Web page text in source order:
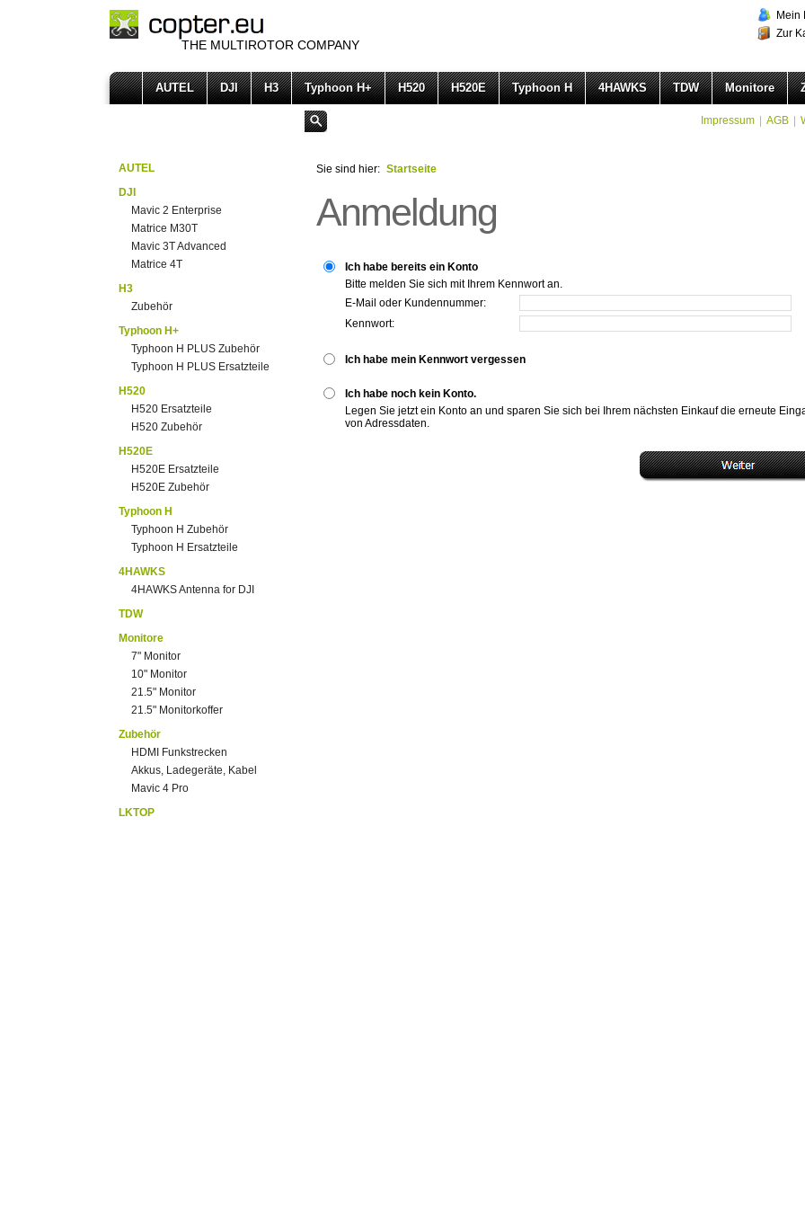
THE MULTIROTOR COMPANY
Mein
Zur
AUTEL DJI H3 Typhoon H+ H520 H520E Typhoon H 4HAWKS TDW Monitore
Impressum AGB
AUTEL
DJI
Mavic 2 Enterprise
Matrice M30T
Mavic 3T Advanced
Matrice 4T
H3
Zubehör
Typhoon H+
Typhoon H PLUS Zubehör
Typhoon H PLUS Ersatzteile
H520
H520 Ersatzteile
H520 Zubehör
H520E
H520E Ersatzteile
H520E Zubehör
Typhoon H
Typhoon H Zubehör
Typhoon H Ersatzteile
4HAWKS
4HAWKS Antenna for DJI
TDW
Monitore
7" Monitor
10" Monitor
21.5" Monitor
21.5" Monitorkoffer
Zubehör
HDMI Funkstrecken
Akkus, Ladegeräte, Kabel
Mavic 4 Pro
LKTOP
Sie sind hier: Startseite
Anmeldung
Ich habe bereits ein Konto
Bitte melden Sie sich mit Ihrem Kennwort an.
E-Mail oder Kundennummer:
Kennwort:
Ich habe mein Kennwort vergessen
Ich habe noch kein Konto.
Legen Sie jetzt ein Konto an und sparen Sie sich bei Ihrem nächsten Einkauf die erneute
von Adressdaten.